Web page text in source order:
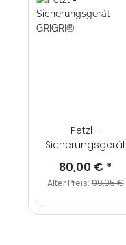
Petzl -
Sicherungsgerät
GRIGRI®
80,00 € *
Alter Preis:99,95 €